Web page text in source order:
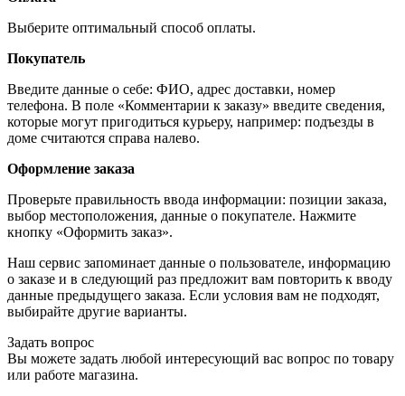
Выберите оптимальный способ оплаты.
Покупатель
Введите данные о себе: ФИО, адрес доставки, номер
телефона. В поле «Комментарии к заказу» введите сведения,
которые могут пригодиться курьеру, например: подъезды в
доме считаются справа налево.
Оформление заказа
Проверьте правильность ввода информации: позиции заказа,
выбор местоположения, данные о покупателе. Нажмите
кнопку «Оформить заказ».
Наш сервис запоминает данные о пользователе, информацию
о заказе и в следующий раз предложит вам повторить к вводу
данные предыдущего заказа. Если условия вам не подходят,
выбирайте другие варианты.
Задать вопрос
Вы можете задать любой интересующий вас вопрос по товару
или работе магазина.